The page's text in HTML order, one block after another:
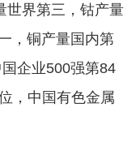
世界第三，钴产量
，铜产量国内第
企业500强第84
，中国有色金属